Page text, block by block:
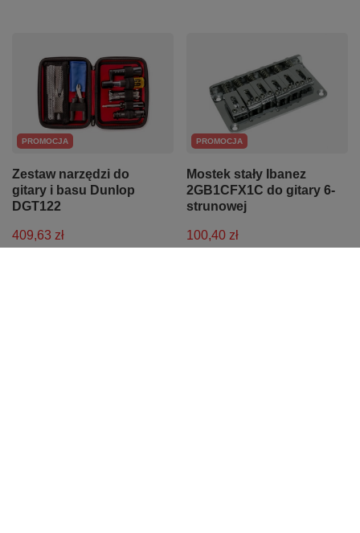
PROMOCJA
Zestaw narzędzi do
gitary i basu Dunlop
DGT122
409,63 zł
PROMOCJA
Mostek stały Ibanez
2GB1CFX1C do gitary 6-
strunowej
100,40 zł